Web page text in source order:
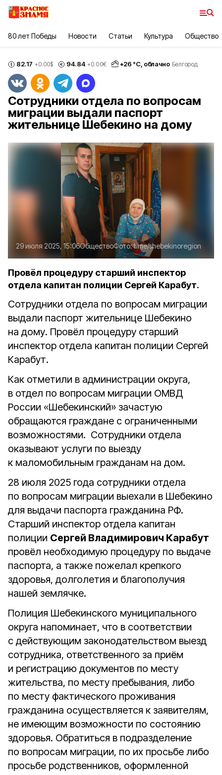
80 лет Победы Новости Статьи Культура Общество
82.17 +0.00$ 94.84 +0.00€ +26 °С, облачно Белгород
Сотрудники отдела по вопросам
миграции выдали паспорт
жительнице Шебекино на дому
29 июля 2025, 15:06ОбществоФото:t.me/shebekinoregion
Провёл процедуру старший инспектор
отдела капитан полиции Сергей Карабут.
Сотрудники отдела по вопросам миграции
выдали паспорт жительнице Шебекино
на дому. Провёл процедуру старший
инспектор отдела капитан полиции Сергей
Карабут.
Как отметили в администрации округа,
в отдел по вопросам миграции ОМВД
России «Шебекинский» зачастую
обращаются граждане с ограниченными
возможностями. Сотрудники отдела
оказывают услуги по выезду
к маломобильным гражданам на дом.
28 июля 2025 года сотрудники отдела
по вопросам миграции выехали в Шебекино
для выдачи паспорта гражданина РФ.
Старший инспектор отдела капитан
полиции Сергей Владимирович Карабут
провёл необходимую процедуру по выдаче
паспорта, а также пожелал крепкого
здоровья, долголетия и благополучия
нашей землячке.
Полиция Шебекинского муниципального
округа напоминает, что в соответствии
с действующим законодательством выезд
сотрудника, ответственного за приём
и регистрацию документов по месту
жительства, по месту пребывания, либо
по месту фактического проживания
гражданина осуществляется к заявителям,
не имеющим возможности по состоянию
здоровья. Обратиться в подразделение
по вопросам миграции, по их просьбе либо
просьбе родственников, оформленной